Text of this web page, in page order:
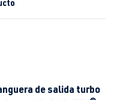
de salida turbo